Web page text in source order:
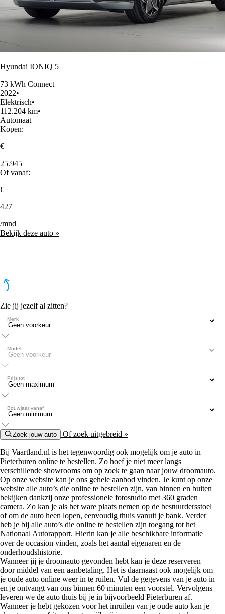
Hyundai IONIQ 5
73 kWh Connect
2022•
Elektrisch•
112.204 km•
Automaat
Kopen:
€
25.945
Of vanaf:
€
427
/mnd
Bekijk deze auto »
Zie jij jezelf al zitten?
Merk
Model
Prijs tot
Bouwjaar vanaf
Zoek jouw auto Of zoek uitgebreid »
Bij Vaartland.nl is het tegenwoordig ook mogelijk om je auto in
Pieterburen online te bestellen. Zo hoef je niet meer langs
verschillende showrooms om op zoek te gaan naar jouw droomauto.
Op onze website kan je ons gehele aanbod vinden. Je kunt op onze
website alle auto’s die online te bestellen zijn, van binnen en buiten
bekijken dankzij onze professionele fotostudio met 360 graden
camera. Zo kan je als het ware plaats nemen op de bestuurdersstoel
of om de auto heen lopen, eenvoudig thuis vanuit je bank. Verder
heb je bij alle auto’s die online te bestellen zijn toegang tot het
Nationaal Autorapport. Hierin kan je alle beschikbare informatie
over de occasion vinden, zoals het aantal eigenaren en de
onderhoudshistorie.
Wanneer jij je droomauto gevonden hebt kan je deze reserveren
door middel van een aanbetaling. Het is daarnaast ook mogelijk om
je oude auto online weer in te ruilen. Vul de gegevens van je auto in
en je ontvangt van ons binnen 60 minuten een voorstel. Vervolgens
leveren we de auto thuis bij je in bijvoorbeeld Pieterburen af.
Wanneer je hebt gekozen voor het inruilen van je oude auto kan je